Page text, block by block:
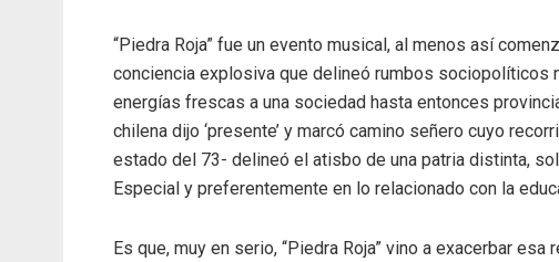
“Piedra Roja” fue un evento musical, al menos así
conciencia explosiva que delineó rumbos sociopolíticos
energías frescas a una sociedad hasta entonces
chilena dijo ‘presente’ y marcó camino señero cuyo
estado del 73- delineó el atisbo de una patria distinta,
Especial y preferentemente en lo relacionado con la
Es que, muy en serio, “Piedra Roja” vino a exacerbar